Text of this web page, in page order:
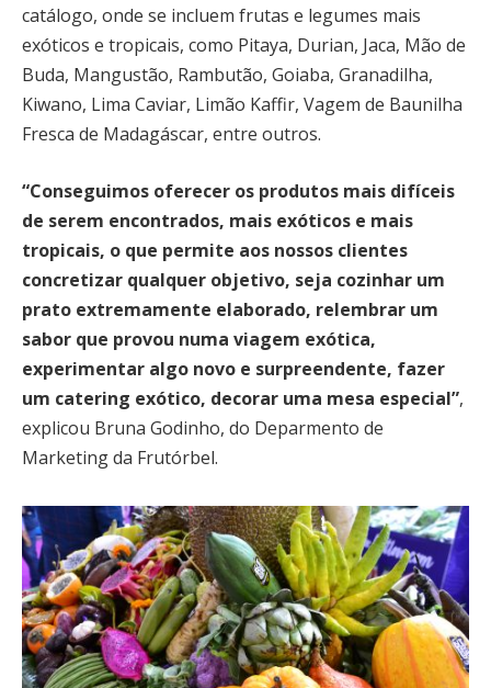
catálogo, onde se incluem frutas e legumes mais
exóticos e tropicais, como Pitaya, Durian, Jaca, Mão de
Buda, Mangustão, Rambutão, Goiaba, Granadilha,
Kiwano, Lima Caviar, Limão Kaffir, Vagem de Baunilha
Fresca de Madagáscar, entre outros.
“Conseguimos oferecer os produtos mais difíceis
de serem encontrados, mais exóticos e mais
tropicais, o que permite aos nossos clientes
concretizar qualquer objetivo, seja cozinhar um
prato extremamente elaborado, relembrar um
sabor que provou numa viagem exótica,
experimentar algo novo e surpreendente, fazer
um catering exótico, decorar uma mesa especial”,
explicou Bruna Godinho, do Deparmento de
Marketing da Frutórbel.